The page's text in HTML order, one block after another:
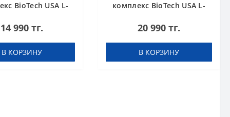
BioTech USA L-
Orange 500 мл
14 990 тг.
В КОРЗИНУ
комплекс BioTech USA L-
500 мл
20 990 тг.
В КОРЗИНУ